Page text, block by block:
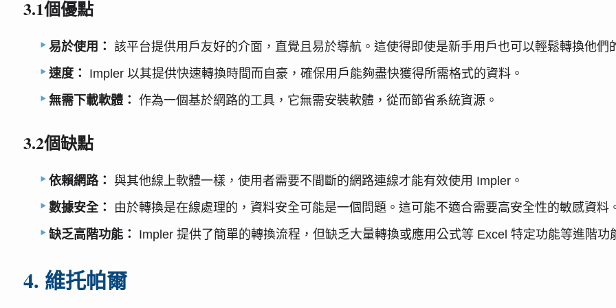
3.1個優點
易於使用： 該平台提供用戶友好的介面，直覺且易於導航。這使得即使是新手用戶也可以輕鬆轉換他們
速度：
Impler 以其提供快速轉換時間而自豪，確保用戶能夠盡快獲得所需格式的資料。
無需下載軟體： 作為一個基於網路的工具，它無需安裝軟體，從而節省系統資源。
3.2個缺點
依賴網路： 與其他線上軟體一樣，使用者需要不間斷的網路連線才能有效使用 Impler。
數據安全：
由於轉換是在線處理的，資料安全可能是一個問題。這可能不適合需要高安全性的敏感資料
缺乏高階功能：
Impler 提供了簡單的轉換流程，但缺乏大量轉換或應用公式等 Excel 特定功能等進階功
4. 維托帕爾